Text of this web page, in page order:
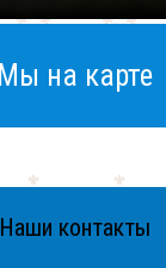
Мы на карте
Наши контакты